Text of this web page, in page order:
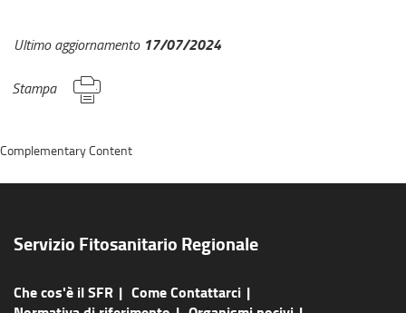
Ultimo aggiornamento 17/07/2024
Stampa
Servizio Fitosanitario Regionale
Che cos'è il SFR
Come Contattarci
Complementary Content